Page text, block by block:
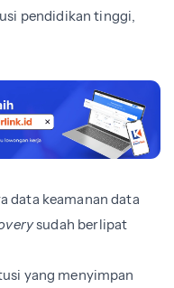
pendidikan tinggi,
data keamanan data
sudah berlipat
yang menyimpan